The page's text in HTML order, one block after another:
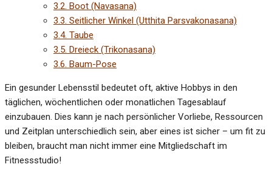
3.2. Boot (Navasana)
3.3. Seitlicher Winkel (Utthita Parsvakonasana)
3.4. Taube
3.5. Dreieck (Trikonasana)
3.6. Baum-Pose
Ein gesunder Lebensstil bedeutet oft, aktive Hobbys in den
täglichen, wöchentlichen oder monatlichen Tagesablauf
einzubauen. Dies kann je nach persönlicher Vorliebe, Ressourcen
und Zeitplan unterschiedlich sein, aber eines ist sicher – um fit zu
bleiben, braucht man nicht immer eine Mitgliedschaft im
Fitnessstudio!